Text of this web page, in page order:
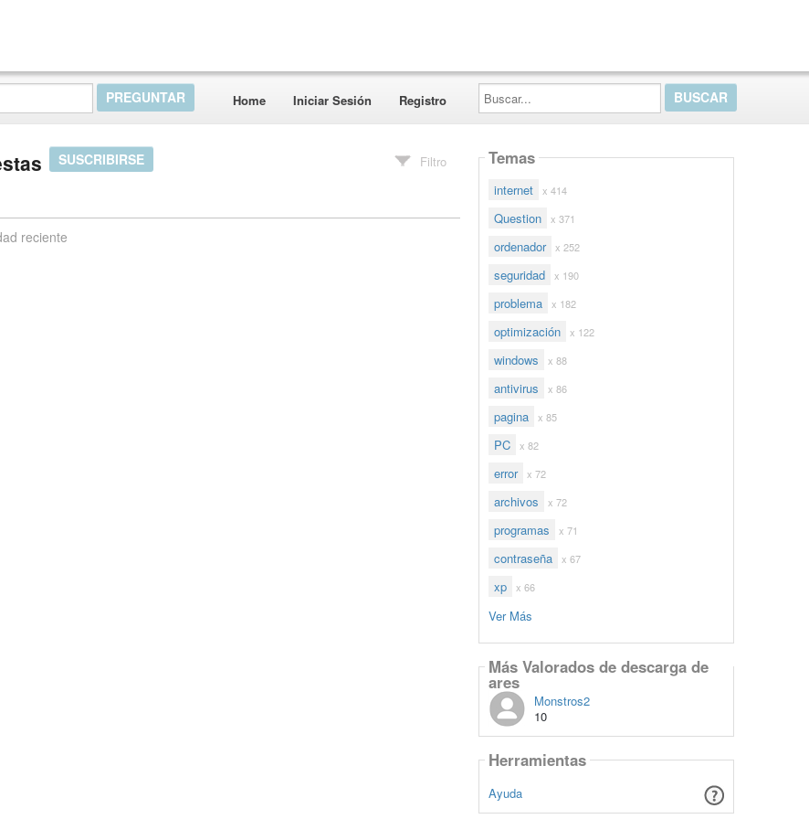
Home Iniciar Sesión Registro
Buscar...
SUSCRIBIRSE Filtro
reciente
Temas
internet x 414
Question x 371
ordenador x 252
seguridad x 190
problema x 182
optimización x 122
windows x 88
antivirus x 86
pagina x 85
PC x 82
error x 72
archivos x 72
programas x 71
contraseña x 67
xp x 66
Ver Más
Más Valorados de descarga de
ares
Monstros2
10
Herramientas
Ayuda